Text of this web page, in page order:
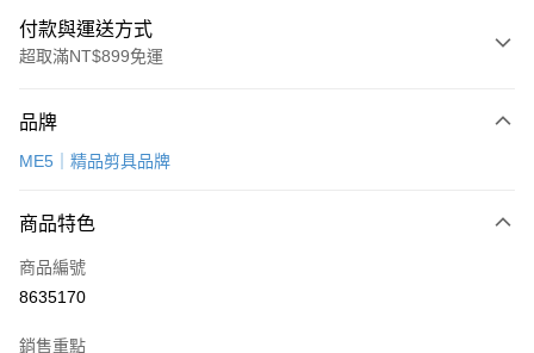
付款與運送方式
超取滿NT$899免運
信用卡一次付款
Apple Pay
街口支付
品牌
ME5｜精品剪具品牌
商品特色
商品編號
8635170
銷售重點